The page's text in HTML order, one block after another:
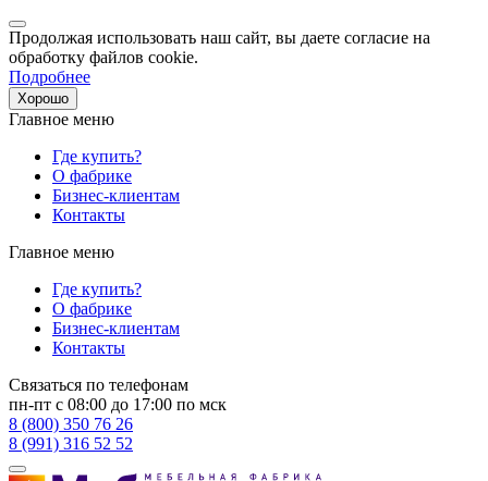
Продолжая использовать наш сайт, вы даете согласие на
обработку файлов cookie.
Подробнее
Хорошо
Главное меню
Где купить?
О фабрике
Бизнес-клиентам
Контакты
Главное меню
Где купить?
О фабрике
Бизнес-клиентам
Контакты
Связаться по телефонам
пн-пт с 08:00 до 17:00 по мск
8 (800) 350 76 26
8 (991) 316 52 52